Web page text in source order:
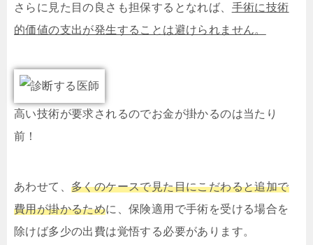
さらに見た目の良さも担保するとなれば、 手術に技術
的価値の支出が発生することは避けられません。
高い技術が要求されるのでお金が掛かるのは当たり
前！
あわせて、 多くのケースで見た目にこだわると追加で
費用が掛かるために、保険適用で手術を受ける場合を
除けば多少の出費は覚悟する必要があります。